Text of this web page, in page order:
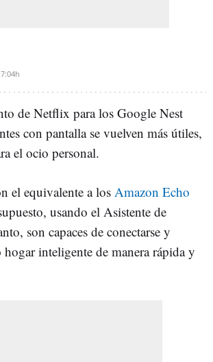
de Netflix para los Google Nest
con pantalla se vuelven más útiles,
el ocio personal.
el equivalente a los Amazon Echo
usando el Asistente de
son capaces de conectarse y
inteligente de manera rápida y